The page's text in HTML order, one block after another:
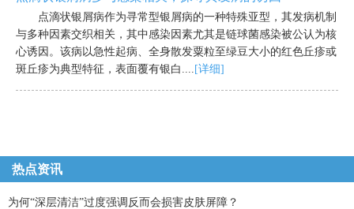
点滴状银屑病作为寻常型银屑病的一种特殊亚型，其发病机制
与多种因素交织相关，其中感染因素尤其是链球菌感染被公认为核
心诱因。该病以急性起病、全身散发粟粒至绿豆大小的红色丘疹或
斑丘疹为典型特征，表面覆有银白....
[详细]
热点资讯
为何“深层清洁”过度强调反而会损害皮肤屏障？